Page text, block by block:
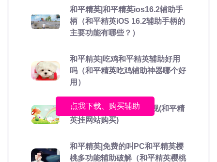
和平精英|和平精英ios16.2辅助手
柄（和平精英iOS 16.2辅助手柄的
主要功能有哪些？）
和平精英|吃鸡和平精英辅助好用
吗（和平精英吃鸡辅助神器哪个好
用）
和平精英免费挂 锁头 透视(和平精
英挂网站购买)
和平精英|免费的叫PC和平精英樱
桃多功能辅助破解（和平精英樱桃
点我下载、购买辅助